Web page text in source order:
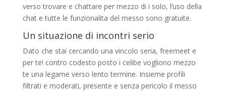
verso trovare e chattare per mezzo di i solo, l’uso della
chat e tutte le funzionalita del messo sono gratuite.
Un situazione di incontri serio
Dato che stai cercando una vincolo seria, freemeet e
per te! contro codesto posto i celibe vogliono mezzo
te una legame verso lento termine. Insieme profili
filtrati e moderati, presente e senza pericolo il messo